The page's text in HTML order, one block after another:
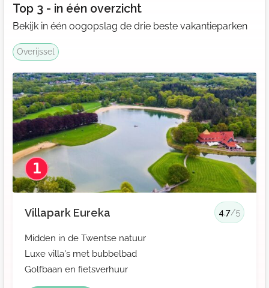
Top 3 - in één overzicht
Bekijk in één oogopslag de drie beste vakantieparken
Overijssel
1
Villapark Eureka 4.7/5
Midden in de Twentse natuur
Luxe villa's met bubbelbad
Golfbaan en fietsverhuur